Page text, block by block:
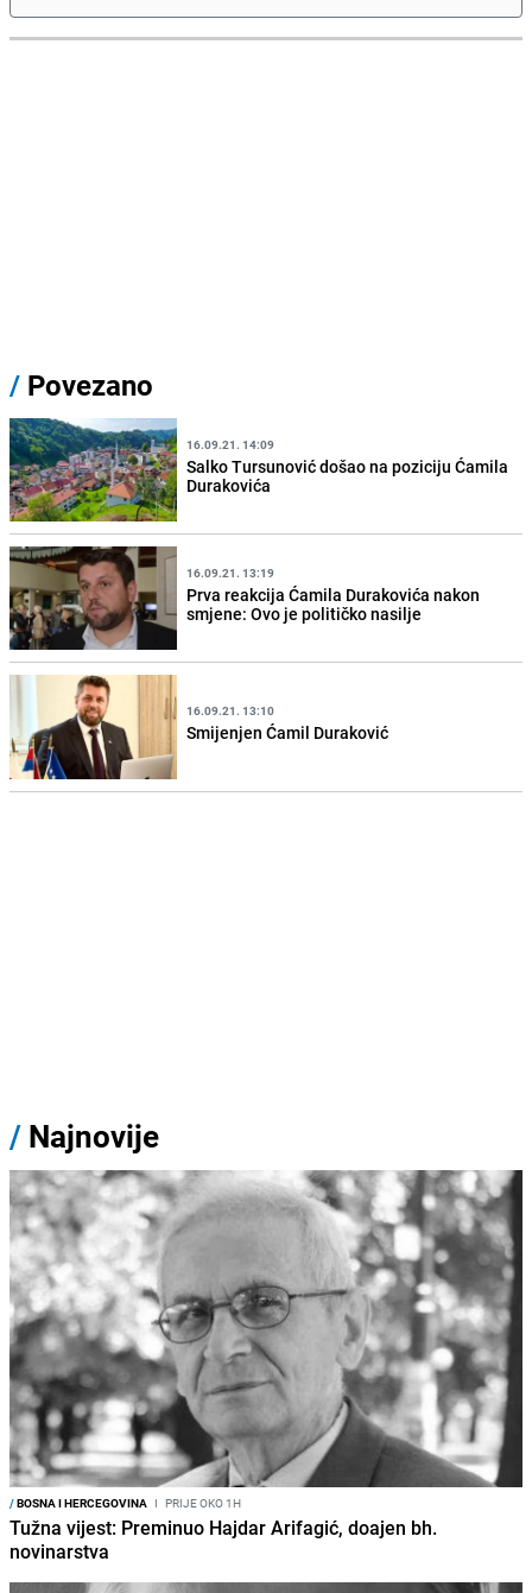
/ Povezano
16.09.21. 14:09
Salko Tursunović došao na poziciju Ćamila
Durakovića
16.09.21. 13:19
Prva reakcija Ćamila Durakovića nakon
smjene: Ovo je političko nasilje
16.09.21. 13:10
Smijenjen Ćamil Duraković
/ Najnovije
/BOSNA I HERCEGOVINA I PRIJE OKO 1H
Tužna vijest: Preminuo Hajdar Arifagić, doajen bh.
novinarstva